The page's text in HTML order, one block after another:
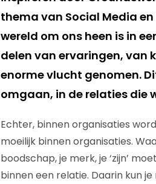
thema van Social Media
wereld om ons heen is in
delen van ervaringen, van
enorme vlucht genomen.
omgaan, in de relaties die
Echter, binnen organisaties
moeilijk binnen organisaties.
boodschap, je merk, je ‘zijn’
binnen een relatie. Daarin kun